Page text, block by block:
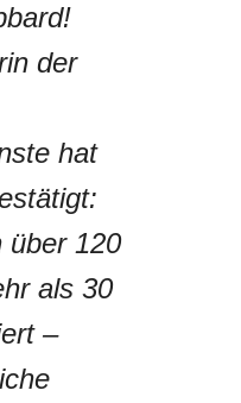
der
hat
über 120
als 30
–